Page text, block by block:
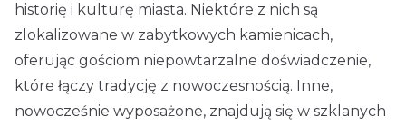
historię i kulturę miasta. Niektóre z nich są
zlokalizowane w zabytkowych kamienicach,
oferując gościom niepowtarzalne doświadczenie,
które łączy tradycję z nowoczesnością. Inne,
nowocześnie wyposażone, znajdują się w szklanych